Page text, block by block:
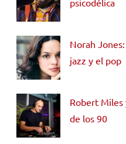
psicodélica
Norah
jazz y el pop
Robert Miles
de los 90